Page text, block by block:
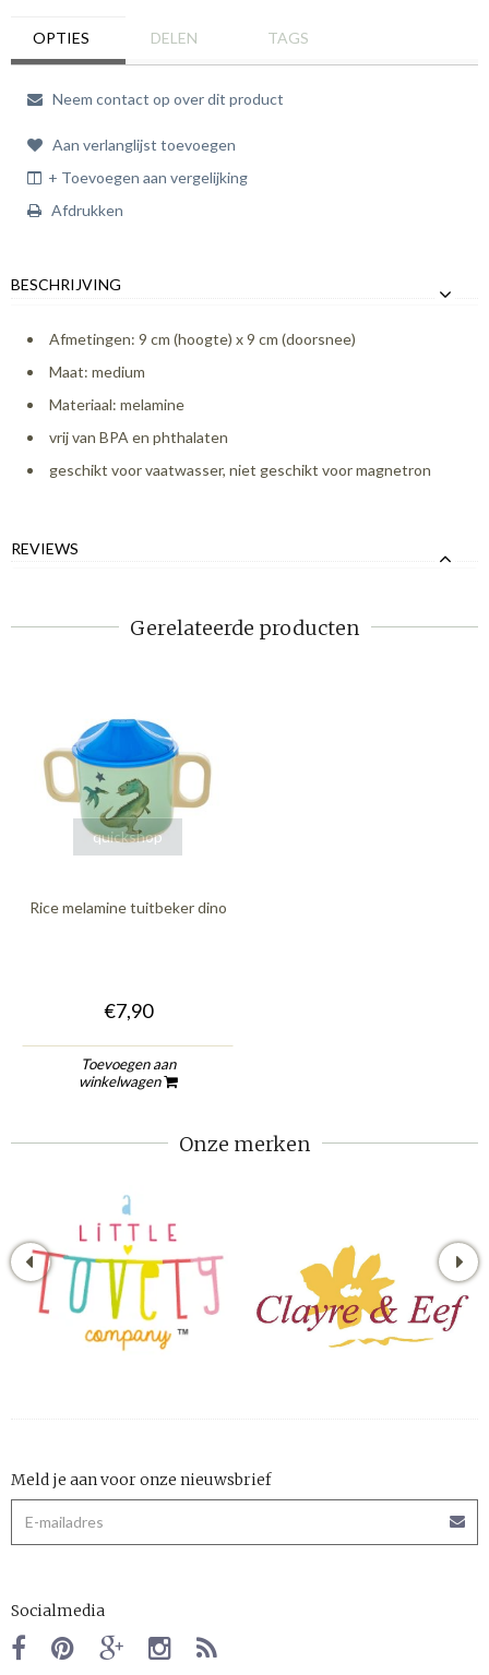
OPTIES DELEN TAGS
Neem contact op over dit product
Aan verlanglijst toevoegen
+ Toevoegen aan vergelijking
Afdrukken
BESCHRIJVING
Afmetingen: 9 cm (hoogte) x 9 cm (doorsnee)
Maat: medium
Materiaal: melamine
vrij van BPA en phthalaten
geschikt voor vaatwasser, niet geschikt voor magnetron
REVIEWS
Gerelateerde producten
quickshop
Rice melamine tuitbeker dino
€7,90
Toevoegen aan
winkelwagen
Onze merken
Meld je aan voor onze nieuwsbrief
Socialmedia